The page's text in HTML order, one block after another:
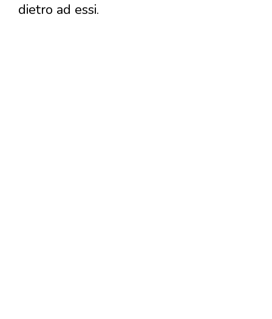
dietro ad essi.